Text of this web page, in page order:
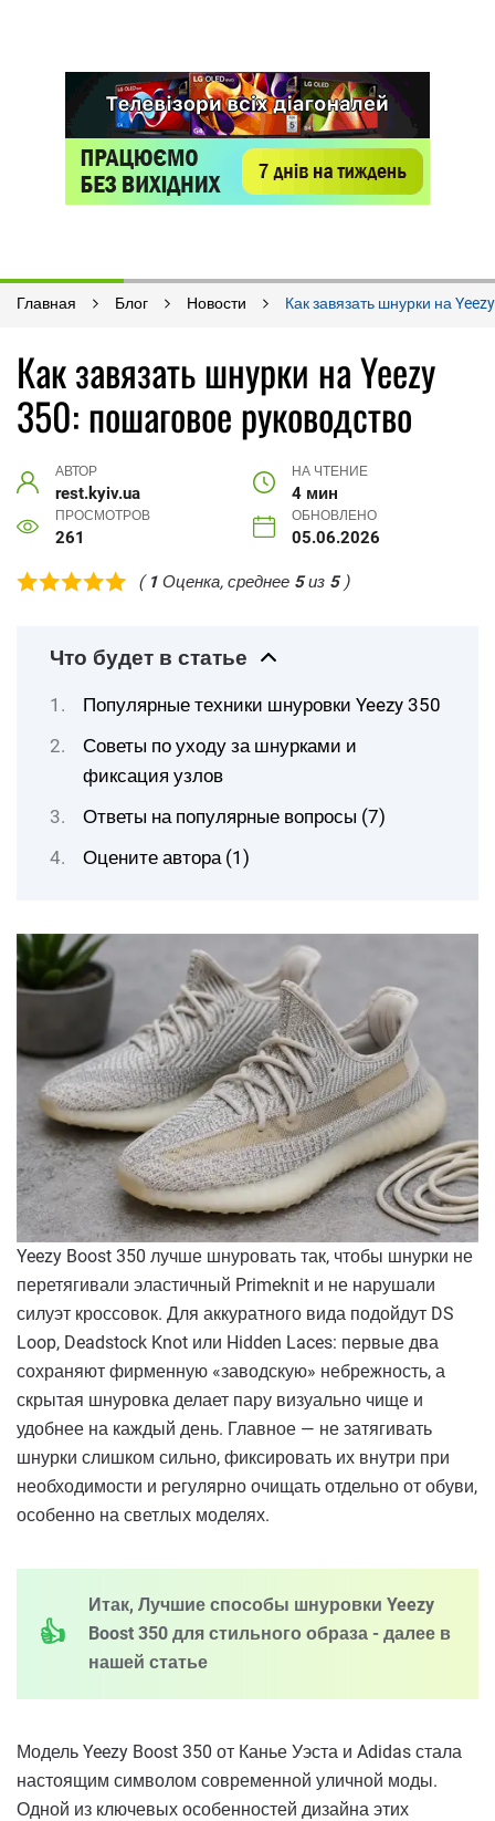
Главная Блог Новости Как завязать шнурки на
Как завязать шнурки на Yeezy
350: пошаговое руководство
АВТОР
rest.kyiv.ua
НА ЧТЕНИЕ
4 мин
ПРОСМОТРОВ
261
ОБНОВЛЕНО
05.06.2026
( 1 Оценка, среднее 5из 5)
Что будет в статье
Популярные техники шнуровки Yeezy 350
Советы по уходу за шнурками и
фиксация узлов
Ответы на популярные вопросы (7)
Оцените автора (1)
Yeezy Boost 350 лучше шнуровать так, чтобы шнурки не
перетягивали эластичный Primeknit и не нарушали
силуэт кроссовок. Для аккуратного вида подойдут DS
Loop, Deadstock Knot или Hidden Laces: первые два
сохраняют фирменную «заводскую» небрежность, а
скрытая шнуровка делает пару визуально чище и
удобнее на каждый день. Главное — не затягивать
шнурки слишком сильно, фиксировать их внутри при
необходимости и регулярно очищать отдельно от обуви,
особенно на светлых моделях.
Итак, Лучшие способы шнуровки Yeezy
Boost 350 для стильного образа - далее в
нашей статье
Модель Yeezy Boost 350 от Канье Уэста и Adidas стала
настоящим символом современной уличной моды.
Одной из ключевых особенностей дизайна этих